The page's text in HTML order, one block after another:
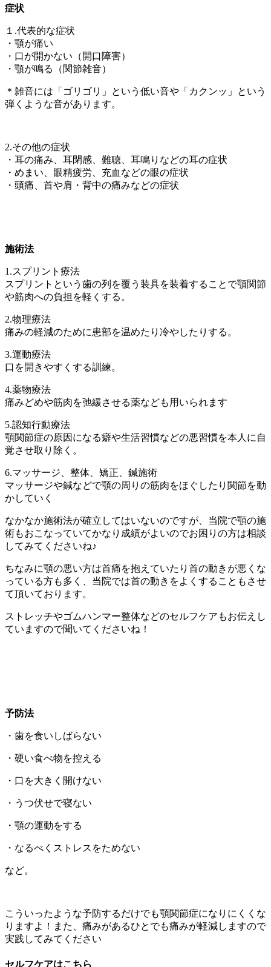
症状
１.代表的な症状
・顎が痛い
・口が開かない（開口障害）
・顎が鳴る（関節雑音）
＊雑音には「ゴリゴリ」という低い音や「カクンッ」という
弾くような音があります。
2.その他の症状
・耳の痛み、耳閉感、難聴、耳鳴りなどの耳の症状
・めまい、眼精疲労、充血などの眼の症状
・頭痛、首や肩・背中の痛みなどの症状
施術法
1.スプリント療法
スプリントという歯の列を覆う装具を装着することで顎関節
や筋肉への負担を軽くする。
2.物理療法
痛みの軽減のために患部を温めたり冷やしたりする。
3.運動療法
口を開きやすくする訓練。
4.薬物療法
痛みどめや筋肉を弛緩させる薬なども用いられます
5.認知行動療法
顎関節症の原因になる癖や生活習慣などの悪習慣を本人に自
覚させ取り除く。
6.マッサージ、整体、矯正、鍼施術
マッサージや鍼などで顎の周りの筋肉をほぐしたり関節を動
かしていく
なかなか施術法が確立してはいないのですが、当院で顎の施
術もおこなっていてかなり成績がよいのでお困りの方は相談
してみてくださいね♪
ちなみに顎の悪い方は首痛を抱えていたり首の動きが悪くな
っている方も多く、当院では首の動きをよくすることもさせ
て頂いております。
ストレッチやゴムハンマー整体などのセルフケアもお伝えし
ていますので聞いてくださいね！
予防法
・歯を食いしばらない
・硬い食べ物を控える
・口を大きく開けない
・うつ伏せで寝ない
・顎の運動をする
・なるべくストレスをためない
など。
こういったような予防するだけでも顎関節症になりにくくな
りますよ！また、痛みがあるひとでも痛みが軽減しますので
実践してみてください
セルフケアはこちら